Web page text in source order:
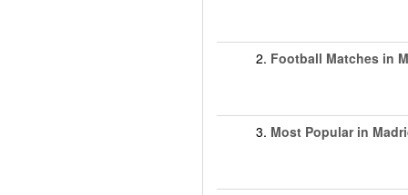
2. Football Matches in
3. Most Popular in